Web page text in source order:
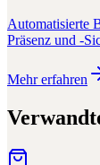
Automatisierte
Präsenz und -
Mehr erfahren